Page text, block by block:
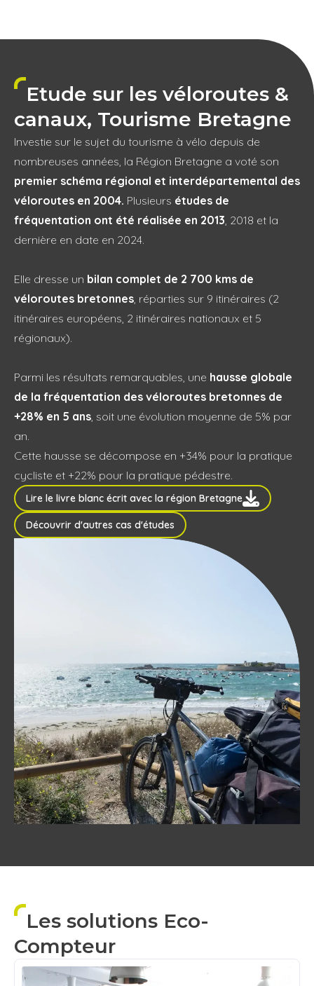
Etude sur les véloroutes &
canaux, Tourisme Bretagne
Investie sur le sujet du tourisme à vélo depuis de
nombreuses années, la Région Bretagne a voté son
premier schéma régional et interdépartemental des
véloroutes en 2004. Plusieurs études de
fréquentation ont été réalisée en 2013, 2018 et la
dernière en date en 2024.
Elle dresse un bilan complet de 2 700 kms de
véloroutes bretonnes, réparties sur 9 itinéraires (2
itinéraires européens, 2 itinéraires nationaux et 5
régionaux).
Parmi les résultats remarquables, une hausse globale
de la fréquentation des véloroutes bretonnes de
+28% en 5 ans, soit une évolution moyenne de 5% par
an.
Cette hausse se décompose en +34% pour la pratique
cycliste et +22% pour la pratique pédestre.
Lire le livre blanc écrit avec la région Bretagne
Découvrir d'autres cas d'études
Les solutions Eco-
Compteur